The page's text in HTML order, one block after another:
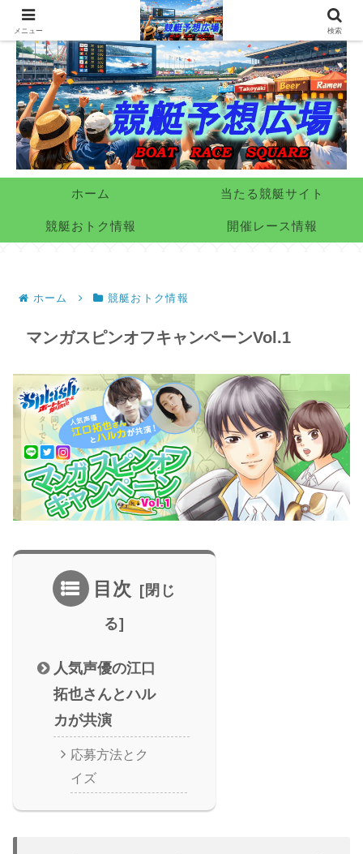
ホーム 当たる競艇サイト
競艇おトク情報 開催レース情報
ホーム 競艇おトク情報
マンガスピンオフキャンペーンVol.1
目次
人気声優の江口
拓也さんとハル
カが共演
応募方法とク
イズ
メニュー 検索